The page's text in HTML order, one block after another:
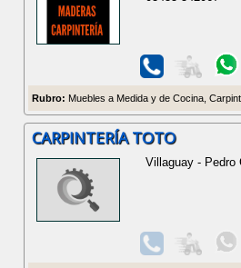
Rubro: Muebles a Medida y de Cocina,
CARPINTERÍA TOTO
Villaguay - Pedro